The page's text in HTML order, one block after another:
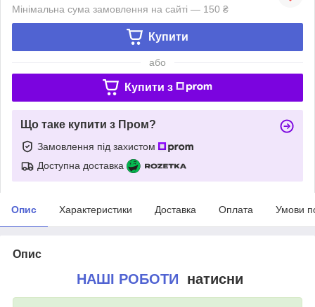
Мінімальна сума замовлення на сайті — 150 ₴
Купити
або
Купити з
Що таке купити з Пром?
Замовлення під захистом
Доступна доставка
Опис Характеристики Доставка Оплата Умови
Опис
НАШІ РОБОТИ натисни